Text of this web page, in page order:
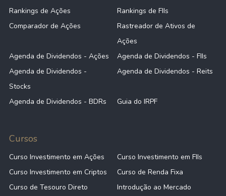
Rankings de Ações
Rankings de FIIs
Comparador de Ações
Rastreador de Ativos de
Ações
Agenda de Dividendos - Ações
Agenda de Dividendos - FIIs
Agenda de Dividendos -
Stocks
Agenda de Dividendos - Reits
Agenda de Dividendos - BDRs Guia do IRPF
Cursos
Curso Investimento em Ações
Curso Investimento em FIIs
Curso Investimento em Criptos
Curso de Renda Fixa
Curso de Tesouro Direto
Introdução ao Mercado